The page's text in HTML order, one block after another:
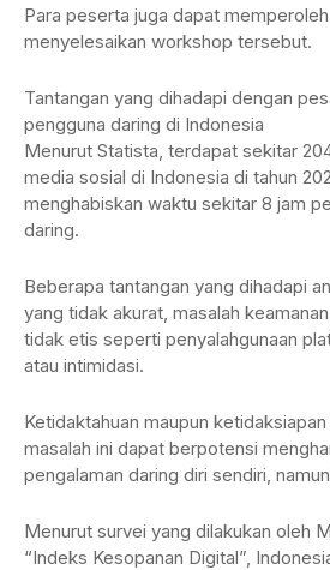
Para peserta juga dapat
menyelesaikan workshop tersebut.
Tantangan yang dihadapi dengan
pengguna daring di Indonesia
Menurut Statista, terdapat sekitar
media sosial di Indonesia di tahun
menghabiskan waktu sekitar 8 jam
daring.
Beberapa tantangan yang dihadapi
yang tidak akurat, masalah
tidak etis seperti penyalahgunaan
atau intimidasi.
Ketidaktahuan maupun
masalah ini dapat berpotensi
pengalaman daring diri sendiri,
Menurut survei yang dilakukan oleh
“Indeks Kesopanan Digital”,